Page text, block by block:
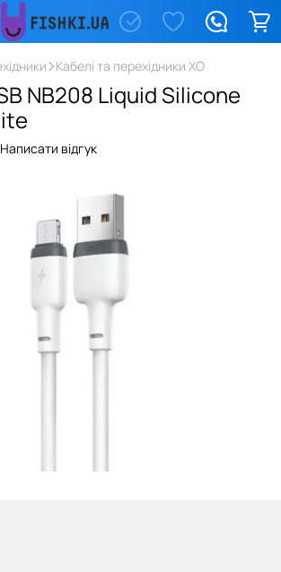
Кабелі та перехідники XO
NB208 Liquid Silicone
Написати відгук